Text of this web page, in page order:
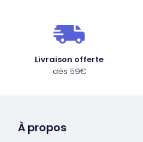
Livraison offerte
dès 59€
À propos